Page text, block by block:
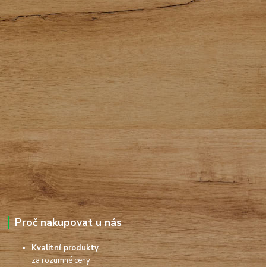
Proč nakupovat u nás
Kvalitní produkty
za rozumné ceny